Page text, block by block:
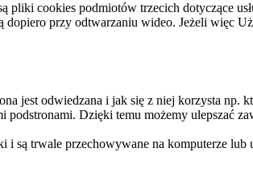
cookies podmiotów trzecich dotyczące
przy odtwarzaniu wideo. Jeżeli więc
jest odwiedzana i jak się z niej korzysta np.
Dzięki temu możemy ulepszać
i są trwale przechowywane na komputerze